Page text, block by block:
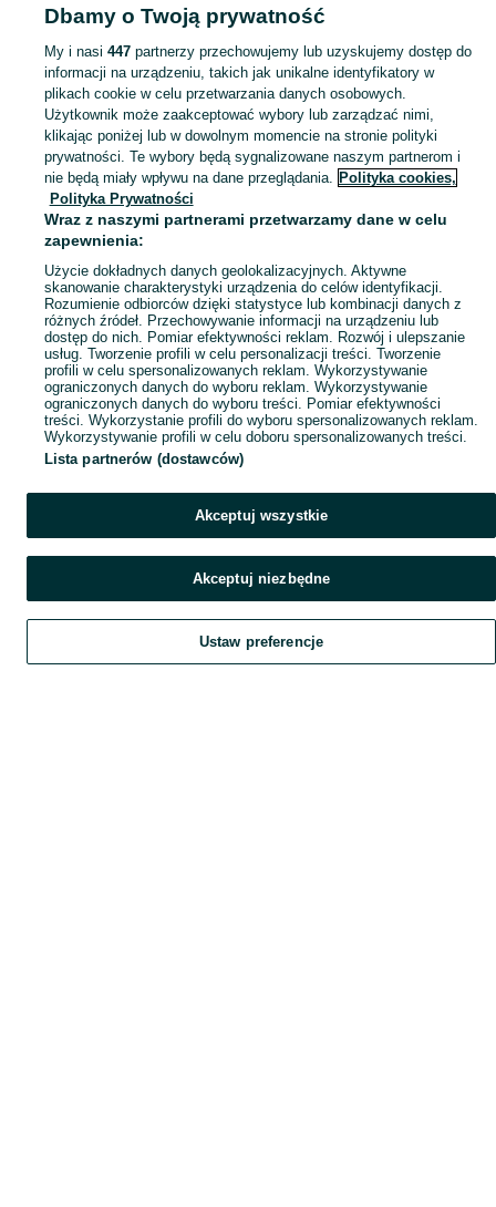
Home Favorite List it Chat My OLX
Szukaj Obserwujesz Dodaj Czat Konto
Dbamy o Twoją prywatność
My i nasi 447partnerzy przechowujemy lub uzyskujemy dostęp do
informacji na urządzeniu, takich jak unikalne identyfikatory w
plikach cookie w celu przetwarzania danych osobowych.
Użytkownik może zaakceptować wybory lub zarządzać nimi,
klikając poniżej lub w dowolnym momencie na stronie polityki
prywatności. Te wybory będą sygnalizowane naszym partnerom i
nie będą miały wpływu na dane przeglądania. Polityka cookies,
Polityka Prywatności
Wraz z naszymi partnerami przetwarzamy dane w celu
zapewnienia:
Użycie dokładnych danych geolokalizacyjnych. Aktywne
skanowanie charakterystyki urządzenia do celów identyfikacji.
Rozumienie odbiorców dzięki statystyce lub kombinacji danych z
różnych źródeł. Przechowywanie informacji na urządzeniu lub
dostęp do nich. Pomiar efektywności reklam. Rozwój i ulepszanie
usług. Tworzenie profili w celu personalizacji treści. Tworzenie
profili w celu spersonalizowanych reklam. Wykorzystywanie
ograniczonych danych do wyboru reklam. Wykorzystywanie
ograniczonych danych do wyboru treści. Pomiar efektywności
treści. Wykorzystanie profili do wyboru spersonalizowanych reklam.
Wykorzystywanie profili w celu doboru spersonalizowanych treści.
Lista partnerów (dostawców)
Akceptuj wszystkie
Akceptuj niezbędne
Ustaw preferencje